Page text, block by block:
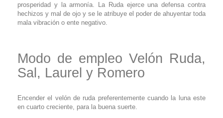
prosperidad y la armonía. La Ruda ejerce una defensa contra
hechizos y mal de ojo y se le atribuye el poder de ahuyentar toda
mala vibración o ente negativo.
Modo de empleo Velón Ruda,
Sal, Laurel y Romero
Encender el velón de ruda preferentemente cuando la luna este
en cuarto creciente, para la buena suerte.